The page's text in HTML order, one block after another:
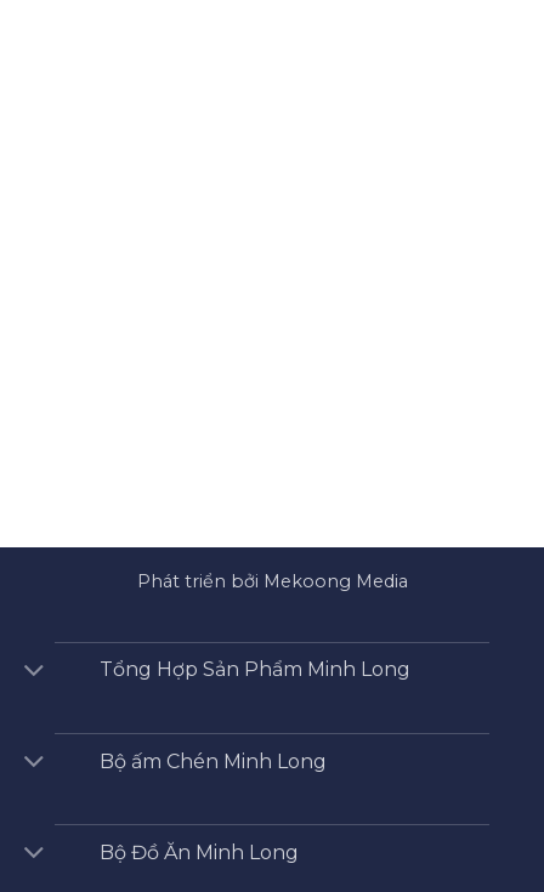
Phát triển bởi Mekoong Media
Tổng Hợp Sản Phẩm Minh Long
Bộ ấm Chén Minh Long
Bộ Đồ Ăn Minh Long